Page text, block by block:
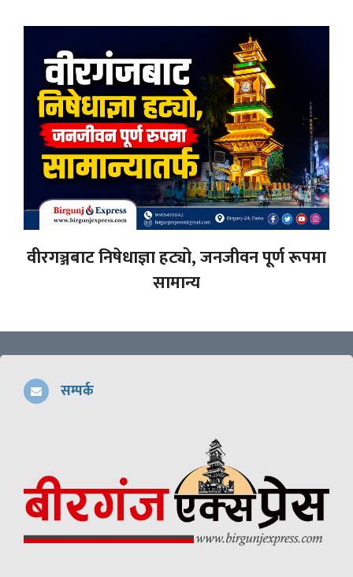
वीरगञ्जबाट निषेधाज्ञा हट्यो, जनजीवन पूर्ण रूपमा
सामान्य
सम्पर्क